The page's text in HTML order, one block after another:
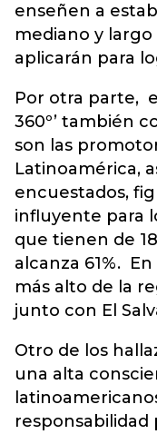
enseñen a
mediano y
aplicarán para
Por otra parte,
360º’ también
son las
Latinoamérica,
encuestados,
influyente para
que tienen de
alcanza 61%.
más alto de la
junto con El
Otro de los
una alta
responsabilidad